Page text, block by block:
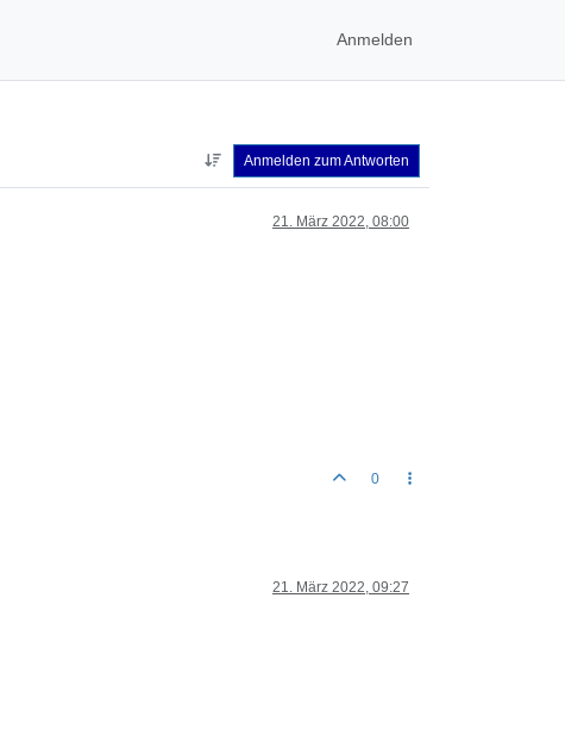
Anmelden
Anmelden zum Antworten
21. März 2022, 08:00
0
21. März 2022, 09:27